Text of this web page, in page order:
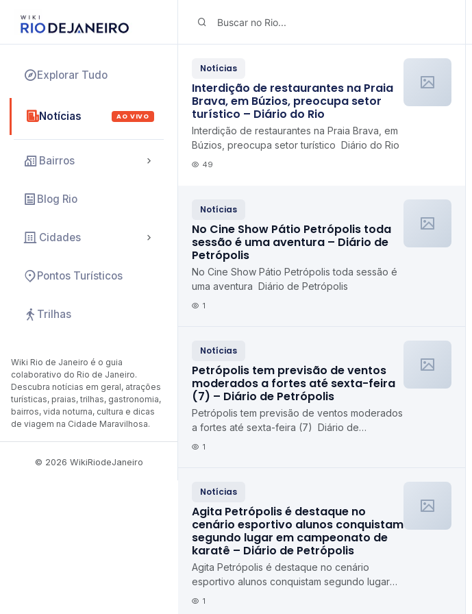
Explorar Tudo
Notícias AO VIVO
Bairros
Blog Rio
Cidades
Pontos Turísticos
Trilhas
Wiki Rio de Janeiro é o guia
colaborativo do Rio de Janeiro.
Descubra notícias em geral, atrações
turísticas, praias, trilhas, gastronomia,
bairros, vida noturna, cultura e dicas
de viagem na Cidade Maravilhosa.
© 2026 WikiRiodeJaneiro
Notícias
Interdição de restaurantes na Praia
Brava, em Búzios, preocupa setor
turístico – Diário do Rio
Interdição de restaurantes na Praia Brava, em
Búzios, preocupa setor turístico Diário do Rio
49
Notícias
No Cine Show Pátio Petrópolis toda
sessão é uma aventura – Diário de
Petrópolis
No Cine Show Pátio Petrópolis toda sessão é
uma aventura Diário de Petrópolis
1
Notícias
Petrópolis tem previsão de ventos
moderados a fortes até sexta-feira
(7) – Diário de Petrópolis
Petrópolis tem previsão de ventos moderados
a fortes até sexta-feira (7) Diário de
Petrópolis
1
Notícias
Agita Petrópolis é destaque no
cenário esportivo alunos conquistam
segundo lugar em campeonato de
karatê – Diário de Petrópolis
Agita Petrópolis é destaque no cenário
esportivo alunos conquistam segundo lugar
em campeonato de karatê Diário de
1